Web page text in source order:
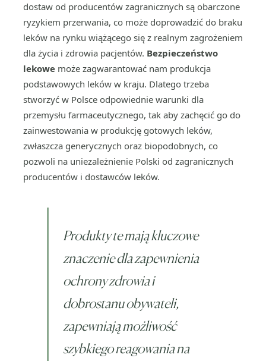
dostaw od producentów zagranicznych są obarczone
ryzykiem przerwania, co może doprowadzić do braku
leków na rynku wiążącego się z realnym zagrożeniem
dla życia i zdrowia pacjentów. Bezpieczeństwo
lekowe może zagwarantować nam produkcja
podstawowych leków w kraju. Dlatego trzeba
stworzyć w Polsce odpowiednie warunki dla
przemysłu farmaceutycznego, tak aby zachęcić go do
zainwestowania w produkcję gotowych leków,
zwłaszcza generycznych oraz biopodobnych, co
pozwoli na uniezależnienie Polski od zagranicznych
producentów i dostawców leków.
Produkty te mają kluczowe
znaczenie dla zapewnienia
ochrony zdrowia i
dobrostanu obywateli,
zapewniają możliwość
szybkiego reagowania na